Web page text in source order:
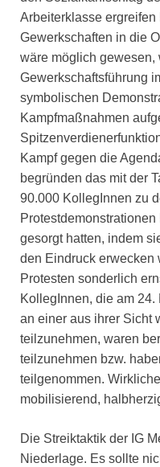
Arbeiterklasse
Gewerkschaften in die
wäre möglich gewesen,
Gewerkschaftsführung
symbolischen
Kampfmaßnahmen
Kampf gegen die
begründen das mit der
90.000 KollegInnen zu
gesorgt hatten, indem
den Eindruck erwecken
Protesten sonderlich
KollegInnen, die am
an einer aus ihrer Sicht
teilzunehmen, waren
teilzunehmen bzw.
teilgenommen.
mobilisierend,
Die Streiktaktik der IG
Niederlage. Es sollte